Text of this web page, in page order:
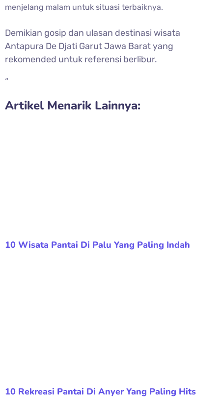
menjelang malam untuk situasi terbaiknya.
Demikian gosip dan ulasan destinasi wisata
Antapura De Djati Garut Jawa Barat yang
rekomended untuk referensi berlibur.
“
Artikel Menarik Lainnya:
10 Wisata Pantai Di Palu Yang Paling Indah
10 Rekreasi Pantai Di Anyer Yang Paling Hits